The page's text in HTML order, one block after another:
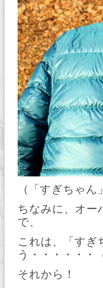
（「すぎちゃ
ちなみに、オ
で、
これは、「す
う・・・・・・
それから！